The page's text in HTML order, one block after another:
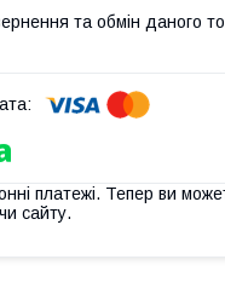
та обмін даного
платежі. Тепер ви
сайту.